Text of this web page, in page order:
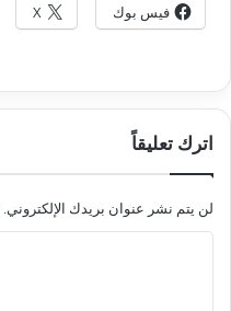
فيس بوك X
اترك تعليقاً
لن يتم نشر عنوان بريدك الإلكتروني.